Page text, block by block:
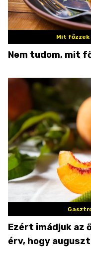
Mit főzzek
Nem tudom, mit
Ezért imádjuk az
érv, hogy